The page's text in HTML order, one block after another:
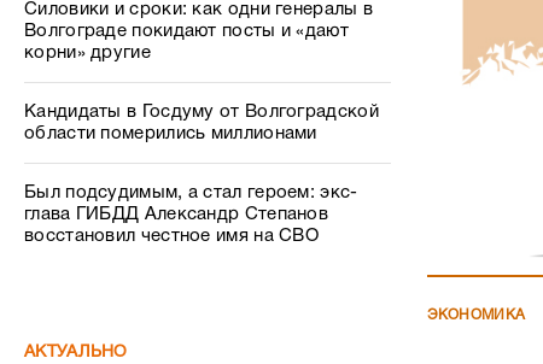
Силовики и сроки: как одни генералы в
Волгограде покидают посты и «дают
корни» другие
Кандидаты в Госдуму от Волгоградской
области померились миллионами
Был подсудимым, а стал героем: экс-
глава ГИБДД Александр Степанов
восстановил честное имя на СВО
АКТУАЛЬНО
ЭКОНОМИКА